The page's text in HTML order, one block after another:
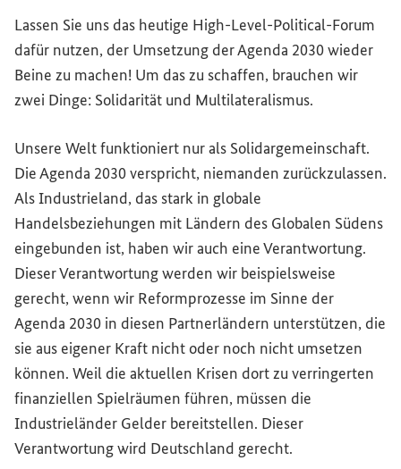
Lassen Sie uns das heutige High-Level-Political-Forum
dafür nutzen, der Umsetzung der Agenda 2030 wieder
Beine zu machen! Um das zu schaffen, brauchen wir
zwei Dinge: Solidarität und Multilateralismus.
Unsere Welt funktioniert nur als Solidargemeinschaft.
Die Agenda 2030 verspricht, niemanden zurückzulassen.
Als Industrieland, das stark in globale
Handelsbeziehungen mit Ländern des Globalen Südens
eingebunden ist, haben wir auch eine Verantwortung.
Dieser Verantwortung werden wir beispielsweise
gerecht, wenn wir Reformprozesse im Sinne der
Agenda 2030 in diesen Partnerländern unterstützen, die
sie aus eigener Kraft nicht oder noch nicht umsetzen
können. Weil die aktuellen Krisen dort zu verringerten
finanziellen Spielräumen führen, müssen die
Industrieländer Gelder bereitstellen. Dieser
Verantwortung wird Deutschland gerecht.